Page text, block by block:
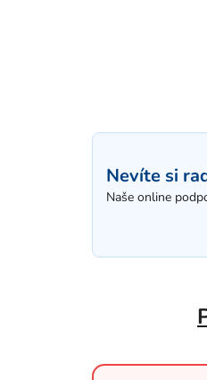
Nevíte si
Naše online